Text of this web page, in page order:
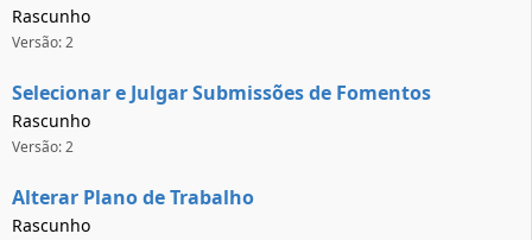
Rascunho
Versão: 2
Selecionar e Julgar Submissões de Fomentos
Rascunho
Versão: 2
Alterar Plano de Trabalho
Rascunho